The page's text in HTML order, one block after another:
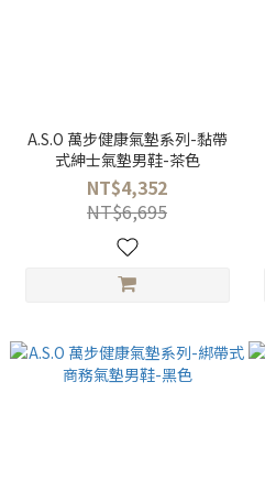
A.S.O 萬步健康氣墊系列-黏帶
式紳士氣墊男鞋-茶色
NT$4,352
NT$6,695